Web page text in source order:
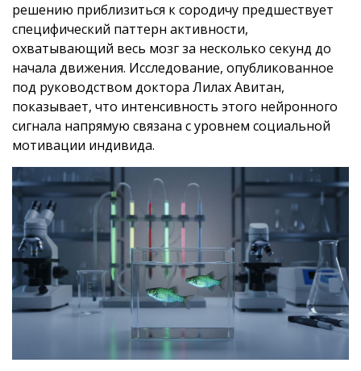
решению приблизиться к сородичу предшествует
специфический паттерн активности,
охватывающий весь мозг за несколько секунд до
начала движения. Исследование, опубликованное
под руководством доктора Лилах Авитан,
показывает, что интенсивность этого нейронного
сигнала напрямую связана с уровнем социальной
мотивации индивида.